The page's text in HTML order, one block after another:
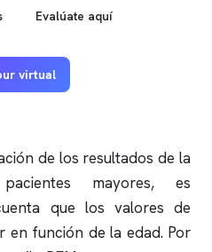
Evalúate aquí
virtual
de los resultados de la
mayores, es
que los valores de
en función de la edad. Por